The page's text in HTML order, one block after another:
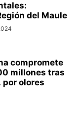
del Maule
compromete
millones tras
por olores